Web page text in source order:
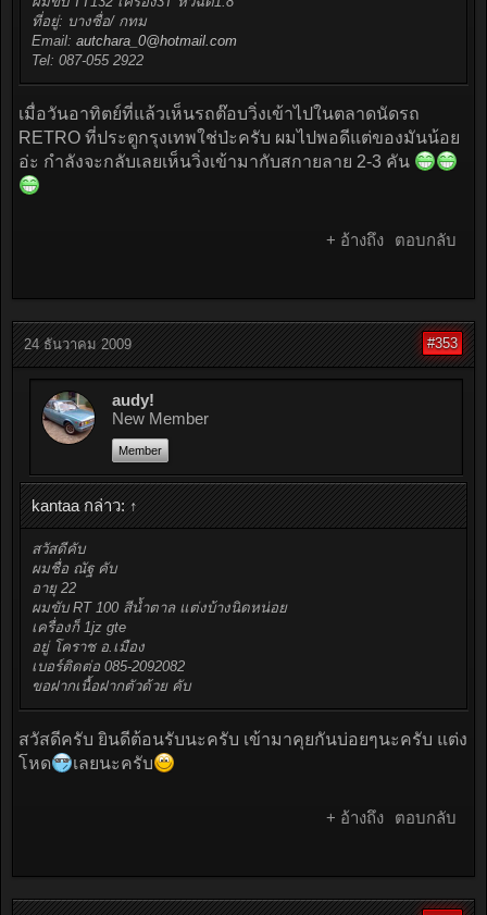
ที่อยู่: บางซื่อ/ กทม
Email: autchara_0@hotmail.com
Tel: 087-055 2922
เมื่อวันอาทิตย์ที่แล้วเห็นรถต๊อบวิ่งเข้าไปในตลาดนัดรถ
RETRO ที่ประตูกรุงเทพใช่ป่ะครับ ผมไปพอดีแต่ของมันน้อย
อ่ะ กำลังจะกลับเลยเห็นวิ่งเข้ามากับสกายลาย 2-3 คัน
+ อ้างถึง ตอบกลับ
24 ธันวาคม 2009 #353
audy!
New Member
Member
kantaa กล่าว: ↑
สวัสดีคับ
ผมชื่อ ณัฐ คับ
อายุ 22
ผมขับ RT 100 สีน้ำตาล แต่งบ้างนิดหน่อย
เครื่องก็ 1jz gte
อยู่ โคราช อ.เมือง
เบอร์ติดต่อ 085-2092082
ขอฝากเนื้อฝากตัวด้วย คับ
สวัสดีครับ ยินดีต้อนรับนะครับ เข้ามาคุยกันบ่อยๆนะครับ แต่ง
โหด
เลยนะครับ
+ อ้างถึง ตอบกลับ